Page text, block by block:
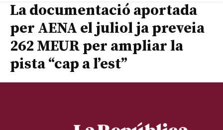
La documentació aportada
per AENA el juliol ja preveia
262 MEUR per ampliar la
pista “cap a l’est”